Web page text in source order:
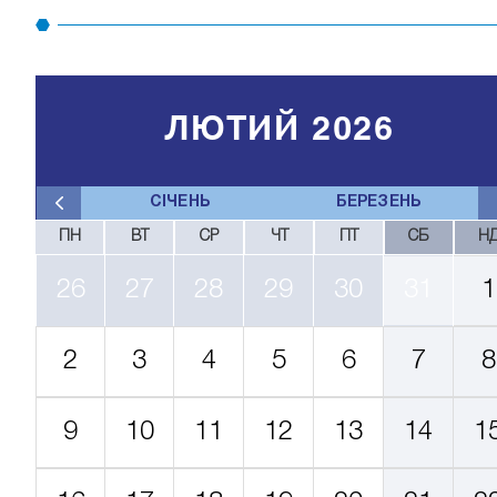
СІЧЕНЬ БЕРЕЗЕНЬ
ЛЮТИЙ 2026
ПН ВТ СР ЧТ СБ
26 27 28 29 30 1
2 3 4 5 6 7 8
9 10 11 12 13 14